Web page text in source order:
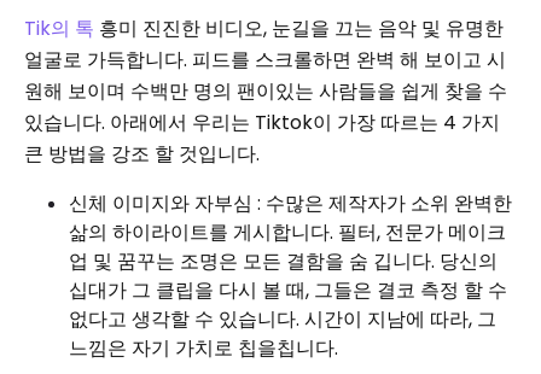
Tik의 톡 흥미 진진한 비디오, 눈길을 끄는 음악 및 유명한
얼굴로 가득합니다. 피드를 스크롤하면 완벽 해 보이고 시
원해 보이며 수백만 명의 팬이있는 사람들을 쉽게 찾을 수
있습니다. 아래에서 우리는 Tiktok이 가장 따르는 4 가지
큰 방법을 강조 할 것입니다.
신체 이미지와 자부심 : 수많은 제작자가 소위 완벽한
삶의 하이라이트를 게시합니다. 필터, 전문가 메이크
업 및 꿈꾸는 조명은 모든 결함을 숨 깁니다. 당신의
십대가 그 클립을 다시 볼 때, 그들은 결코 측정 할 수
없다고 생각할 수 있습니다. 시간이 지남에 따라, 그
느낌은 자기 가치로 칩을칩니다.